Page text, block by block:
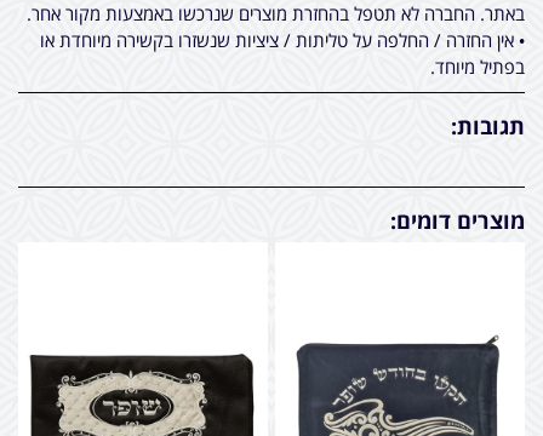
באתר. החברה לא תטפל בהחזרת מוצרים שנרכשו באמצעות מקור אחר.
• אין החזרה / החלפה על טליתות / ציציות שנשזרו בקשירה מיוחדת או
בפתיל מיוחד.
תגובות:
מוצרים דומים: